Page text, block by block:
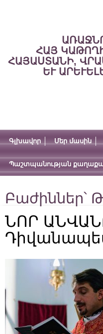
ՀԱՅ
ՀԱՅԱՍՏԱՆԻ,
ԵՒ
Գլխավոր Մեր մասին
Պաշտպանության
Բաժիններ՝
ՆՈՐ